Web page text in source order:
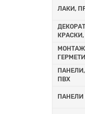
ЛАКИ,
ПВХ